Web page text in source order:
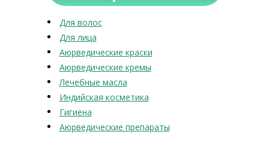
Для волос
Для лица
Аюрведические краски
Аюрведические кремы
Лечебные масла
Индийская косметика
Гигиена
Аюрведические препараты